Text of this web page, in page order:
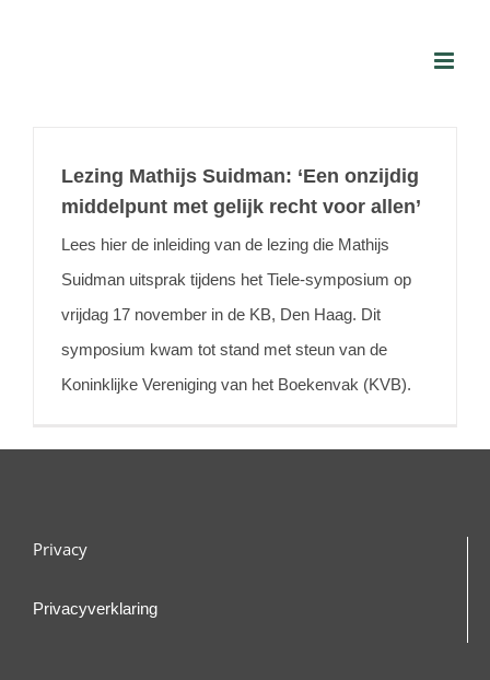
Lezing Mathijs Suidman: ‘Een onzijdig
middelpunt met gelijk recht voor allen’
Lees hier de inleiding van de lezing die Mathijs
Suidman uitsprak tijdens het Tiele-symposium op
vrijdag 17 november in de KB, Den Haag. Dit
symposium kwam tot stand met steun van de
Koninklijke Vereniging van het Boekenvak (KVB).
Privacy
Privacyverklaring